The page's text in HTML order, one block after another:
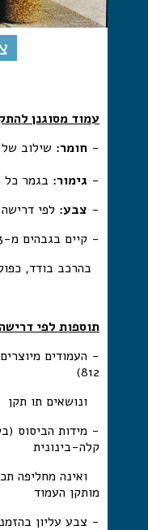
עמוד מסוגנן
- חומר: שילוב של
- גימור: בגמר כל
- צבע: לפי דרישה
- קיים בגבהים מ-3 מטר ועד 6 מטר,
בהרכב בודד,
תוספות לפי דרישה
- העמודים
812)
ונושאים תו תקן
- מידות הביסוס
קלה-בינונית
ואינה מחליפה
מותקן העמוד
- צבע עליון